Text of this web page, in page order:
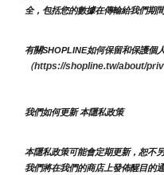
全，包括您的數據在傳輸給我們期
有關SHOPLINE如何保留和保護個
（https://shopline.tw/about/
我們如何更新 本隱私政策
本隱私政策可能會定期更新，恕不
我們將在我們的商店上發佈醒目的